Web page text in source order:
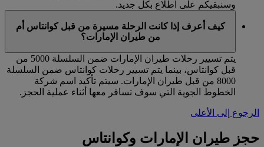
وسنبقيكم على اطلاع بكل جديد.
كيف أعرف إذا كانت الرحلة مسيرة من قبل كوانتاس أم
من طيران الإمارات؟
يتم تسيير رحلات طيران الإمارات ضمن السلسلة 5000 من
قبل كوانتاس، بينما يتم تسيير رحلات كوانتاس ضمن السلسلة
8000 من قبل طيران الإمارات. سيتم تأكيد اسم شركة
الخطوط الجوية التي سوف تسافر معها أثناء عملية الحجز.
الرجوع إلى الأعلى
حجز طيران الإمارات وكوانتاس